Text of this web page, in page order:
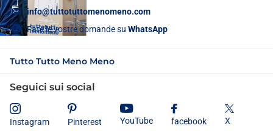
info@tuttotuttomenomeno.com
Fate le vostre domande su WhatsApp
Tutto Tutto Meno Meno
Seguici sui social
Instagram Pinterest YouTube facebook X